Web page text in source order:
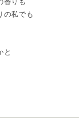
の私でも
と